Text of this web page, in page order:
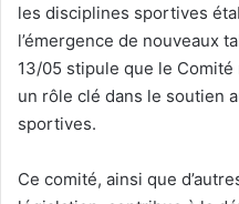
les disciplines sportives
l’émergence de nouveaux
13/05 stipule que le
un rôle clé dans le soutien
sportives.
Ce comité, ainsi que